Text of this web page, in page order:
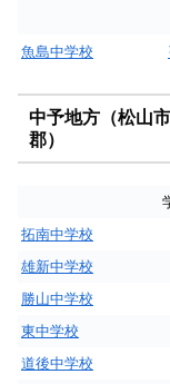
魚島中学校
中予地方（松山
郡）
拓南中学校
雄新中学校
勝山中学校
東中学校
道後中学校